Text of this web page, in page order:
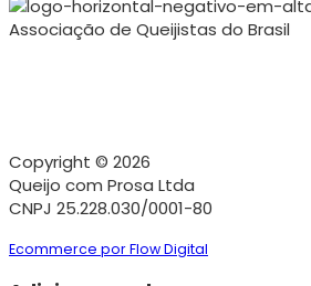
Associação de Queijistas do Brasil
Copyright © 2026
Queijo com Prosa Ltda
CNPJ 25.228.030/0001-80
Ecommerce por Flow Digital